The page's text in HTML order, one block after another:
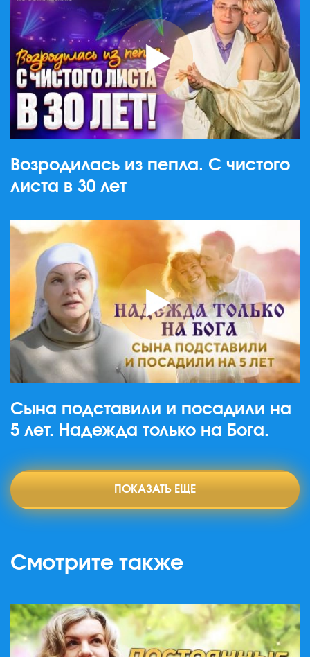
Возродилась из пепла. С чистого
листа в 30 лет
Сына подставили и посадили на
5 лет. Надежда только на Бога.
ПОКАЗАТЬ ЕЩЕ
Смотрите также